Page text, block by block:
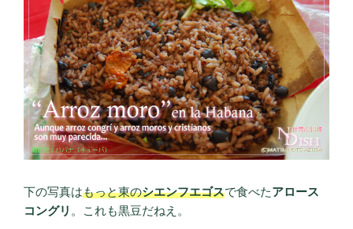
下の写真はもっと東のシエンフエゴスで食べたアロース
コングリ 。これも黒豆だねえ。